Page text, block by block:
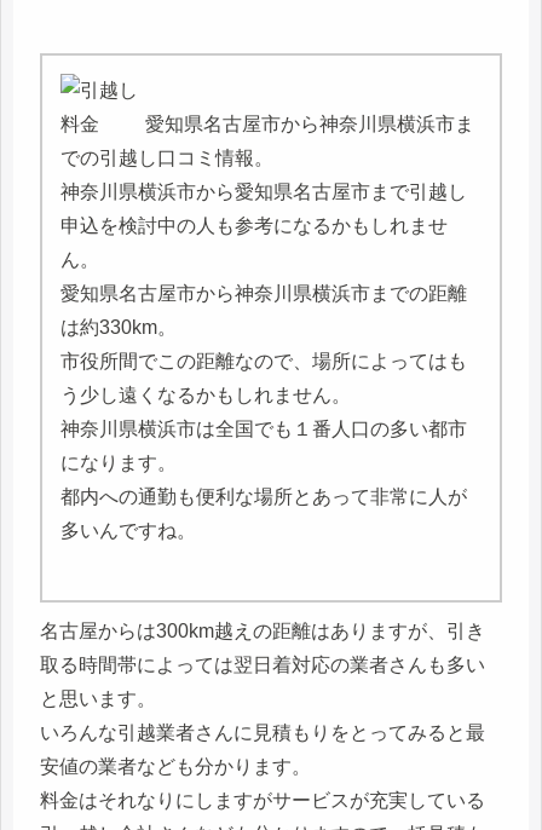
愛知県名古屋市から神奈川県横浜市ま
での引越し口コミ情報。
神奈川県横浜市から愛知県名古屋市まで引越し
申込を検討中の人も参考になるかもしれませ
ん。
愛知県名古屋市から神奈川県横浜市までの距離
は約330km。
市役所間でこの距離なので、場所によってはも
う少し遠くなるかもしれません。
神奈川県横浜市は全国でも１番人口の多い都市
になります。
都内への通勤も便利な場所とあって非常に人が
多いんですね。
名古屋からは300km越えの距離はありますが、引き
取る時間帯によっては翌日着対応の業者さんも多い
と思います。
いろんな引越業者さんに見積もりをとってみると最
安値の業者なども分かります。
料金はそれなりにしますがサービスが充実している